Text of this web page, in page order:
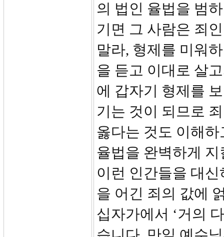
의 법인 율법을 범
기면 그 사람은 죄
말라, 형제를 미워
을 듣고 이대로 살
에 갑자기 형제를
기는 것이 되므로
옳다는 것도 이해
율법을 완벽하게
이런 인간들을 대
을 어긴 죄의 값에
십자가에서 ‘거의